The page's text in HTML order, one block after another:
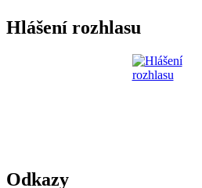
Hlášení rozhlasu
Odkazy